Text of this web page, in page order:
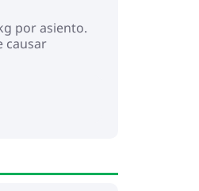
por asiento.
causar